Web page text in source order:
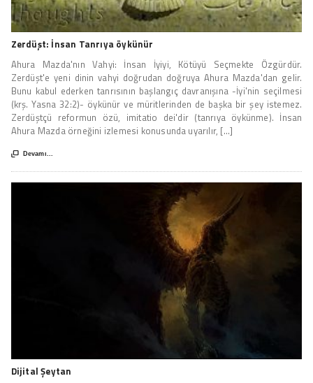
Zerdüşt: İnsan Tanrıya öykünür
Ahura Mazda'nın Vahyi: İnsan İyiyi, Kötüyü Seçmekte Özgürdür.
Zerdüşt'e yeni dinin vahyi doğrudan doğruya Ahura Mazda'dan gelir.
Bunu kabul ederken tanrısının başlangıç davranışına -İyi'nin seçilmesi
(krş. Yasna 32:2)- öykünür ve müritlerinden de başka bir şey istemez.
Zerdüştçü reformun özü, imitatio dei'dir (tanrıya öykünme). İnsan
Ahura Mazda örneğini izlemesi konusunda uyarılır, [...]
 Devamı...
Dijital Şeytan